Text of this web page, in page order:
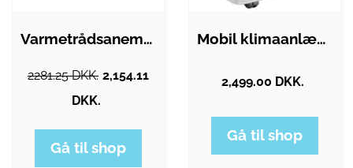
Varmetrådsanemometer Testo 405i
2281.25 DKK. 2,154.11
DKK.
Gå til shop
Mobil klimaanlæg 4in1, 7000 BTU, sleep…
2,499.00 DKK.
Gå til shop